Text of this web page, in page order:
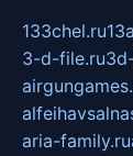
133chel.ru
3-d-file.ru
aria-family.ru